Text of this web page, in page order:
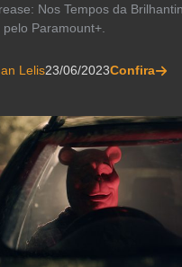
Nos Tempos da
Paramount+.
Lelis23/06/2023Confira